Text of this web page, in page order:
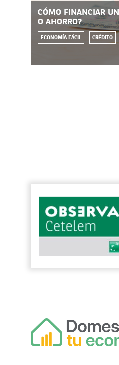
CÓMO FINANCIAR
O AHORRO?
ECONOMÍA FÁCIL CRÉDITO